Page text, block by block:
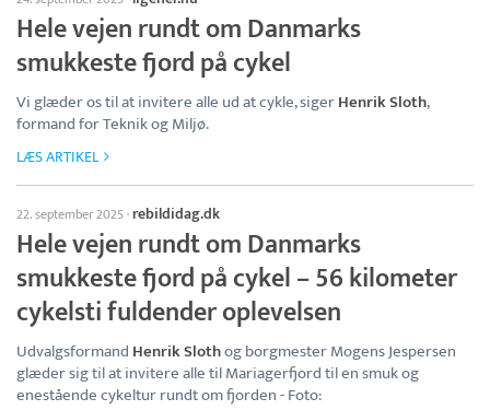
Hele vejen rundt om Danmarks
smukkeste fjord på cykel
Vi glæder os til at invitere alle ud at cykle, sigerHenrik Sloth,
formand for Teknik og Miljø.
LÆS ARTIKEL
22. september 2025· rebildidag.dk
Hele vejen rundt om Danmarks
smukkeste fjord på cykel – 56 kilometer
cykelsti fuldender oplevelsen
Udvalgsformand Henrik Slothog borgmester Mogens Jespersen
glæder sig til at invitere alle til Mariagerfjord til en smuk og
enestående cykeltur rundt om fjorden - Foto: